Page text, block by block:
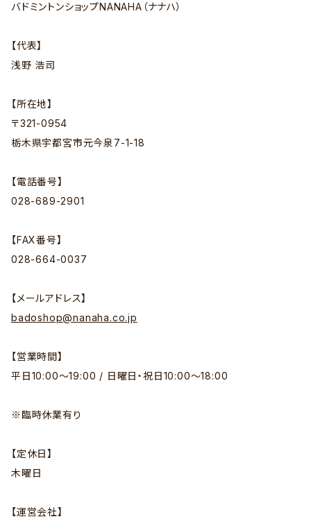
バドミントンショップNANAHA（ナナハ）
【代表】
浅野 浩司
【所在地】
〒321-0954
栃木県宇都宮市元今泉7-1-18
【電話番号】
028-689-2901
【FAX番号】
028-664-0037
【メールアドレス】
badoshop@nanaha.co.jp
【営業時間】
平日10:00～19:00 / 日曜日・祝日10:00～18:00
※臨時休業有り
【定休日】
木曜日
【運営会社】